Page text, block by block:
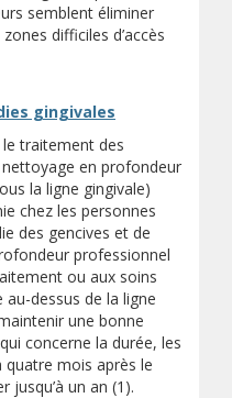
semblent éliminer
difficiles d’accès
gingivales
traitement des
en profondeur
la ligne gingivale)
chez les personnes
des gencives et de
professionnel
ou aux soins
dessus de la ligne
une bonne
concerne la durée, les
mois après le
un an (1).